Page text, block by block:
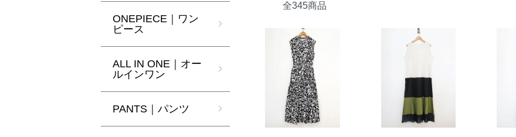
全345商品
ONEPIECE｜ワン
ピース
ALL IN ONE｜オー
ルインワン
PANTS｜パンツ